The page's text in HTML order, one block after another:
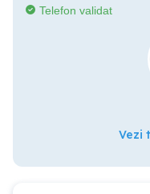
Telefon validat
Vezi